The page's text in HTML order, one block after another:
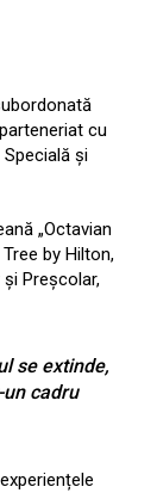
cu
și
„Octavian
by Hilton,
Preșcolar,
se extinde,
cadru